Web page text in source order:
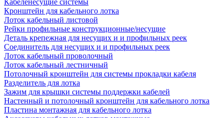
Кабеленесущие системы
Кронштейн для кабельного лотка
Лоток кабельный листовой
Рейки профильные конструкционные/несущие
Деталь крепежная для несущих и и профильных реек
Соединитель для несущих и и профильных реек
Лоток кабельный проволочный
Лоток кабельный лестничный
Потолочный кронштейн для системы прокладки кабеля
Разделитель для лотка
Зажим для крышки системы поддержки кабелей
Настенный и потолочный кронштейн для кабельного лотка
Пластина монтажная для кабельного лотка